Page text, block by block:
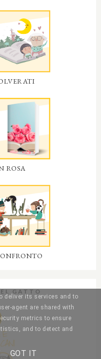
ROSA
GATTO
deliver its services and to
agent are shared with
metrics to ensure
and to detect and
GOT IT